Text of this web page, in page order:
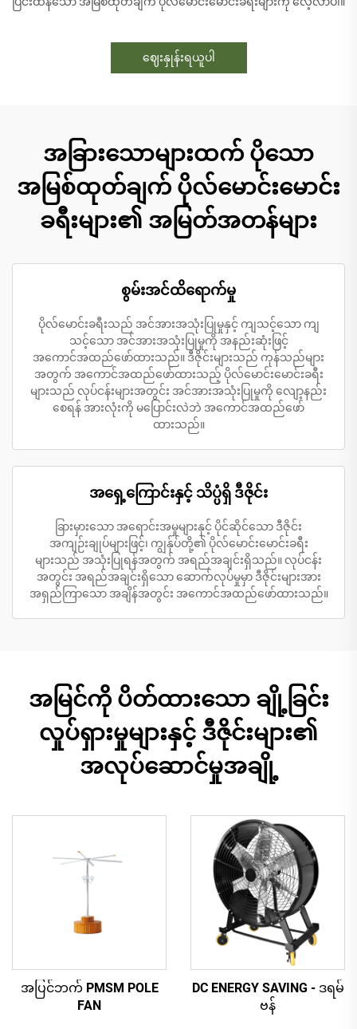
ဈေးနှုန်းရယူပါ
အခြားသောများထက် ပိုသော
အမြစ်ထုတ်ချက် ပိုလ်မောင်းမောင်း
ခရီးများ၏ အမြတ်အတန်များ
စွမ်းအင်ထိရောက်မှု
ပိုလ်မောင်းခရီးသည် အင်အားအသုံးပြုမှုနှင့် ကျသင့်သော ကျ
သင့်သော အင်အားအသုံးပြုမှုကို အနည်းဆုံးဖြင့်
အကောင်အထည်ဖော်ထားသည်။ ဒီဇိုင်းများသည် ကုန်သည်များ
အတွက် အကောင်အထည်ဖော်ထားသည့် ပိုလ်မောင်းမောင်းခရီး
များသည် လုပ်ငန်းများအတွင်း အင်အားအသုံးပြုမှုကို လျော့နည်း
စေရန် အားလုံးကို မပြောင်းလဲဘဲ အကောင်အထည်ဖော်
ထားသည်။
အရှေ့ကြောင်းနှင့် သိပ္ပံရှိ ဒီဇိုင်း
ခြားမှားသော အရောင်းအမှုများနှင့် ပိုင်ဆိုင်သော ဒီဇိုင်း
အကျဉ်းချုပ်များဖြင့်၊ ကျွန်ုပ်တို့၏ ပိုလ်မောင်းမောင်းခရီး
များသည် အသုံးပြုရန်အတွက် အရည်အချင်းရှိသည်။ လုပ်ငန်း
အတွင်း အရည်အချင်းရှိသော ဆောက်လုပ်မှုမှာ ဒီဇိုင်းများအား
အရှည်ကြာသော အချိန်အတွင်း အကောင်အထည်ဖော်ထားသည်။
အမြင်ကို ပိတ်ထားသော ချို့ခြင်း
လှုပ်ရှားမှုများနှင့် ဒီဇိုင်းများ၏
အလုပ်ဆောင်မှုအချို့
အပြင်ဘက် PMSM POLE
FAN
DC ENERGY SAVING - ဒရမ်
ဗန်